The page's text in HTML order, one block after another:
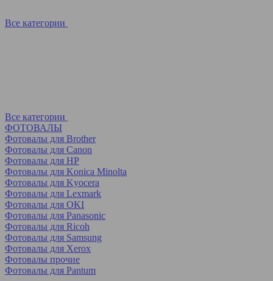
Все категории
Все категории
ФОТОВАЛЫ
Фотовалы для Brother
Фотовалы для Canon
Фотовалы для HP
Фотовалы для Koniсa Minolta
Фотовалы для Kyocera
Фотовалы для Lexmark
Фотовалы для OKI
Фотовалы для Panasonic
Фотовалы для Ricoh
Фотовалы для Samsung
Фотовалы для Xerox
Фотовалы прочие
Фотовалы для Pantum